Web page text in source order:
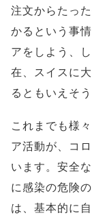
注文からたっ
かるという事
アをしよう、
在、スイスに
るともいえそう
これまでも様
ア活動が、コ
います。安全
に感染の危険
は、基本的に